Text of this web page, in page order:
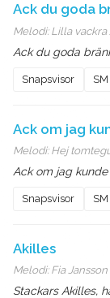
Ack du goda
Melodi: Lilla vackra
Ack du goda
Snapsvisor SM
Ack om jag
Melodi: Hej
Ack om jag
Snapsvisor SM
Akilles
Melodi: Fia Jansson
Stackars Akilles,